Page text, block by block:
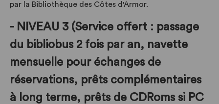
par la Bibliothèque des Côtes d'Armor.
- NIVEAU 3 (Service offert : passage
du bibliobus 2 fois par an, navette
mensuelle pour échanges de
réservations, prêts complémentaires
à long terme, prêts de CDRoms si PC